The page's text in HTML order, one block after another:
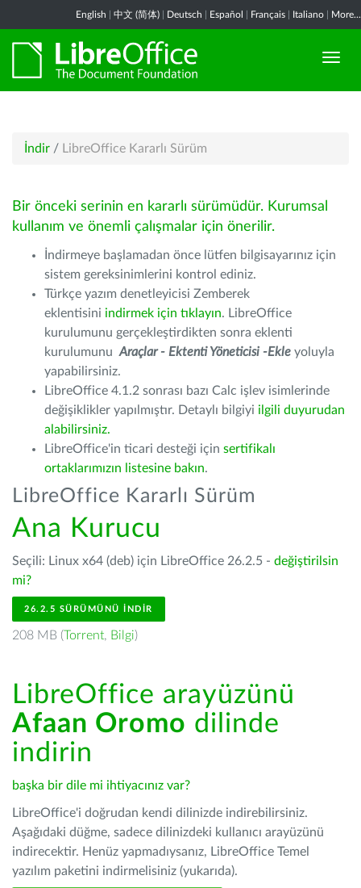
English 中文 (简体) Deutsch Español Français Italiano More...
İndir / LibreOffice Kararlı Sürüm
Bir önceki serinin en kararlı sürümüdür. Kurumsal
kullanım ve önemli çalışmalar için önerilir.
İndirmeye başlamadan önce lütfen bilgisayarınız için
sistem gereksinimlerini kontrol ediniz.
Türkçe yazım denetleyicisi Zemberek
eklentisini indirmek için tıklayın. LibreOffice
kurulumunu gerçekleştirdikten sonra eklenti
kurulumunu Araçlar - Ektenti Yöneticisi -Ekle yoluyla
yapabilirsiniz.
LibreOffice 4.1.2 sonrası bazı Calc işlev isimlerinde
değişiklikler yapılmıştır. Detaylı bilgiyi ilgili duyurudan
alabilirsiniz.
LibreOffice'in ticari desteği için sertifikalı
ortaklarımızın listesine bakın.
LibreOffice Kararlı Sürüm
Ana Kurucu
Seçili: Linux x64 (deb) için LibreOffice 26.2.5 - değiştirilsin
mi?
26.2.5 SÜRÜMÜNÜ İNDIR
208 MB (Torrent, Bilgi)
LibreOffice arayüzünü
Afaan Oromo dilinde
indirin
başka bir dile mi ihtiyacınız var?
LibreOffice'i doğrudan kendi dilinizde indirebilirsiniz.
Aşağıdaki düğme, sadece dilinizdeki kullanıcı arayüzünü
indirecektir. Henüz yapmadıysanız, LibreOffice Temel
yazılım paketini indirmelisiniz (yukarıda).